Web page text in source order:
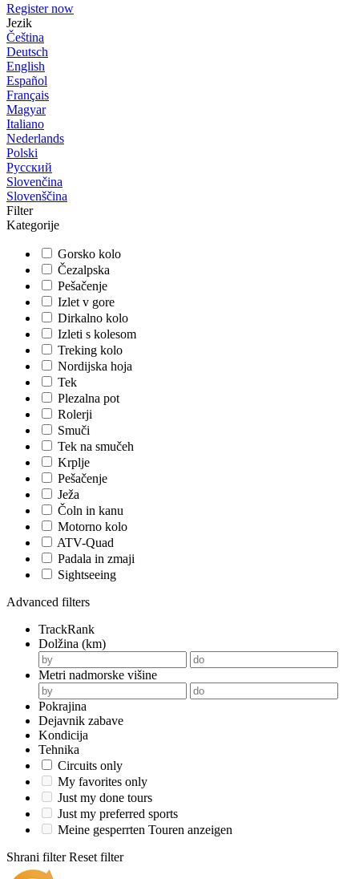
Register now
Jezik
Čeština
Deutsch
English
Español
Français
Magyar
Italiano
Nederlands
Polski
Русский
Slovenčina
Slovenščina
Filter
Kategorije
Gorsko kolo
Čezalpska
Pešačenje
Izlet v gore
Dirkalno kolo
Izleti s kolesom
Treking kolo
Nordijska hoja
Tek
Plezalna pot
Rolerji
Smuči
Tek na smučeh
Krplje
Pešačenje
Ježa
Čoln in kanu
Motorno kolo
ATV-Quad
Padala in zmaji
Sightseeing
Advanced filters
TrackRank
Dolžina (km)
Metri nadmorske višine
Pokrajina
Dejavnik zabave
Kondicija
Tehnika
Circuits only
My favorites only
Just my done tours
Just my preferred sports
Meine gesperrten Touren anzeigen
Shrani filter Reset filter